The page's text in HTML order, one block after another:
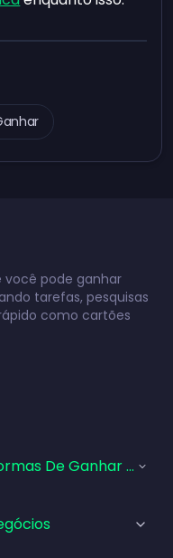
pode ganhar
tarefas, pesquisas
como cartões
De Ganhar